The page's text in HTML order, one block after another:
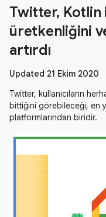
Twitter,
üretkenliğini
artırdı
Updated 21 Ekim 2020
Twitter, kullanıcıların
bittiğini görebileceği, en
platformlarından biridir.